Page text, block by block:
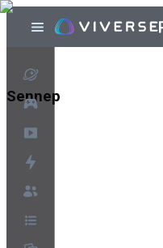
Sennep